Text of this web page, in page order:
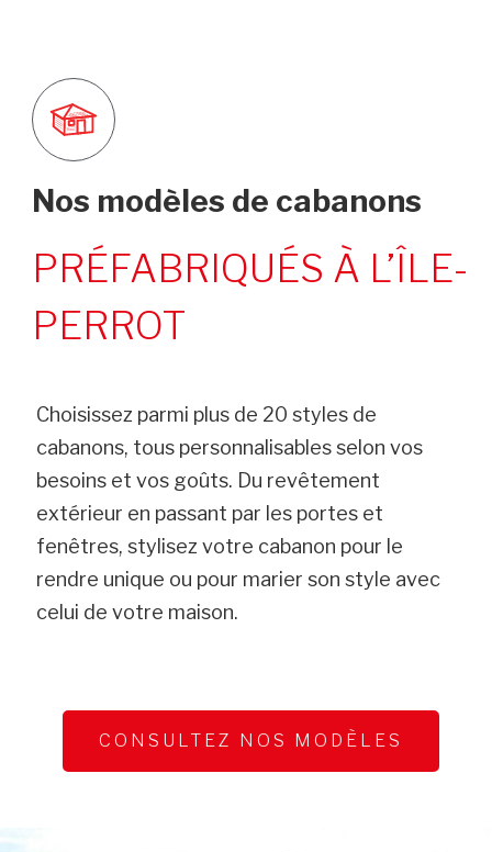
Nos modèles de cabanons
PRÉFABRIQUÉS À L’ÎLE-
PERROT
Choisissez parmi plus de 20 styles de
cabanons, tous personnalisables selon vos
besoins et vos goûts. Du revêtement
extérieur en passant par les portes et
fenêtres, stylisez votre cabanon pour le
rendre unique ou pour marier son style avec
celui de votre maison.
CONSULTEZ NOS MODÈLES